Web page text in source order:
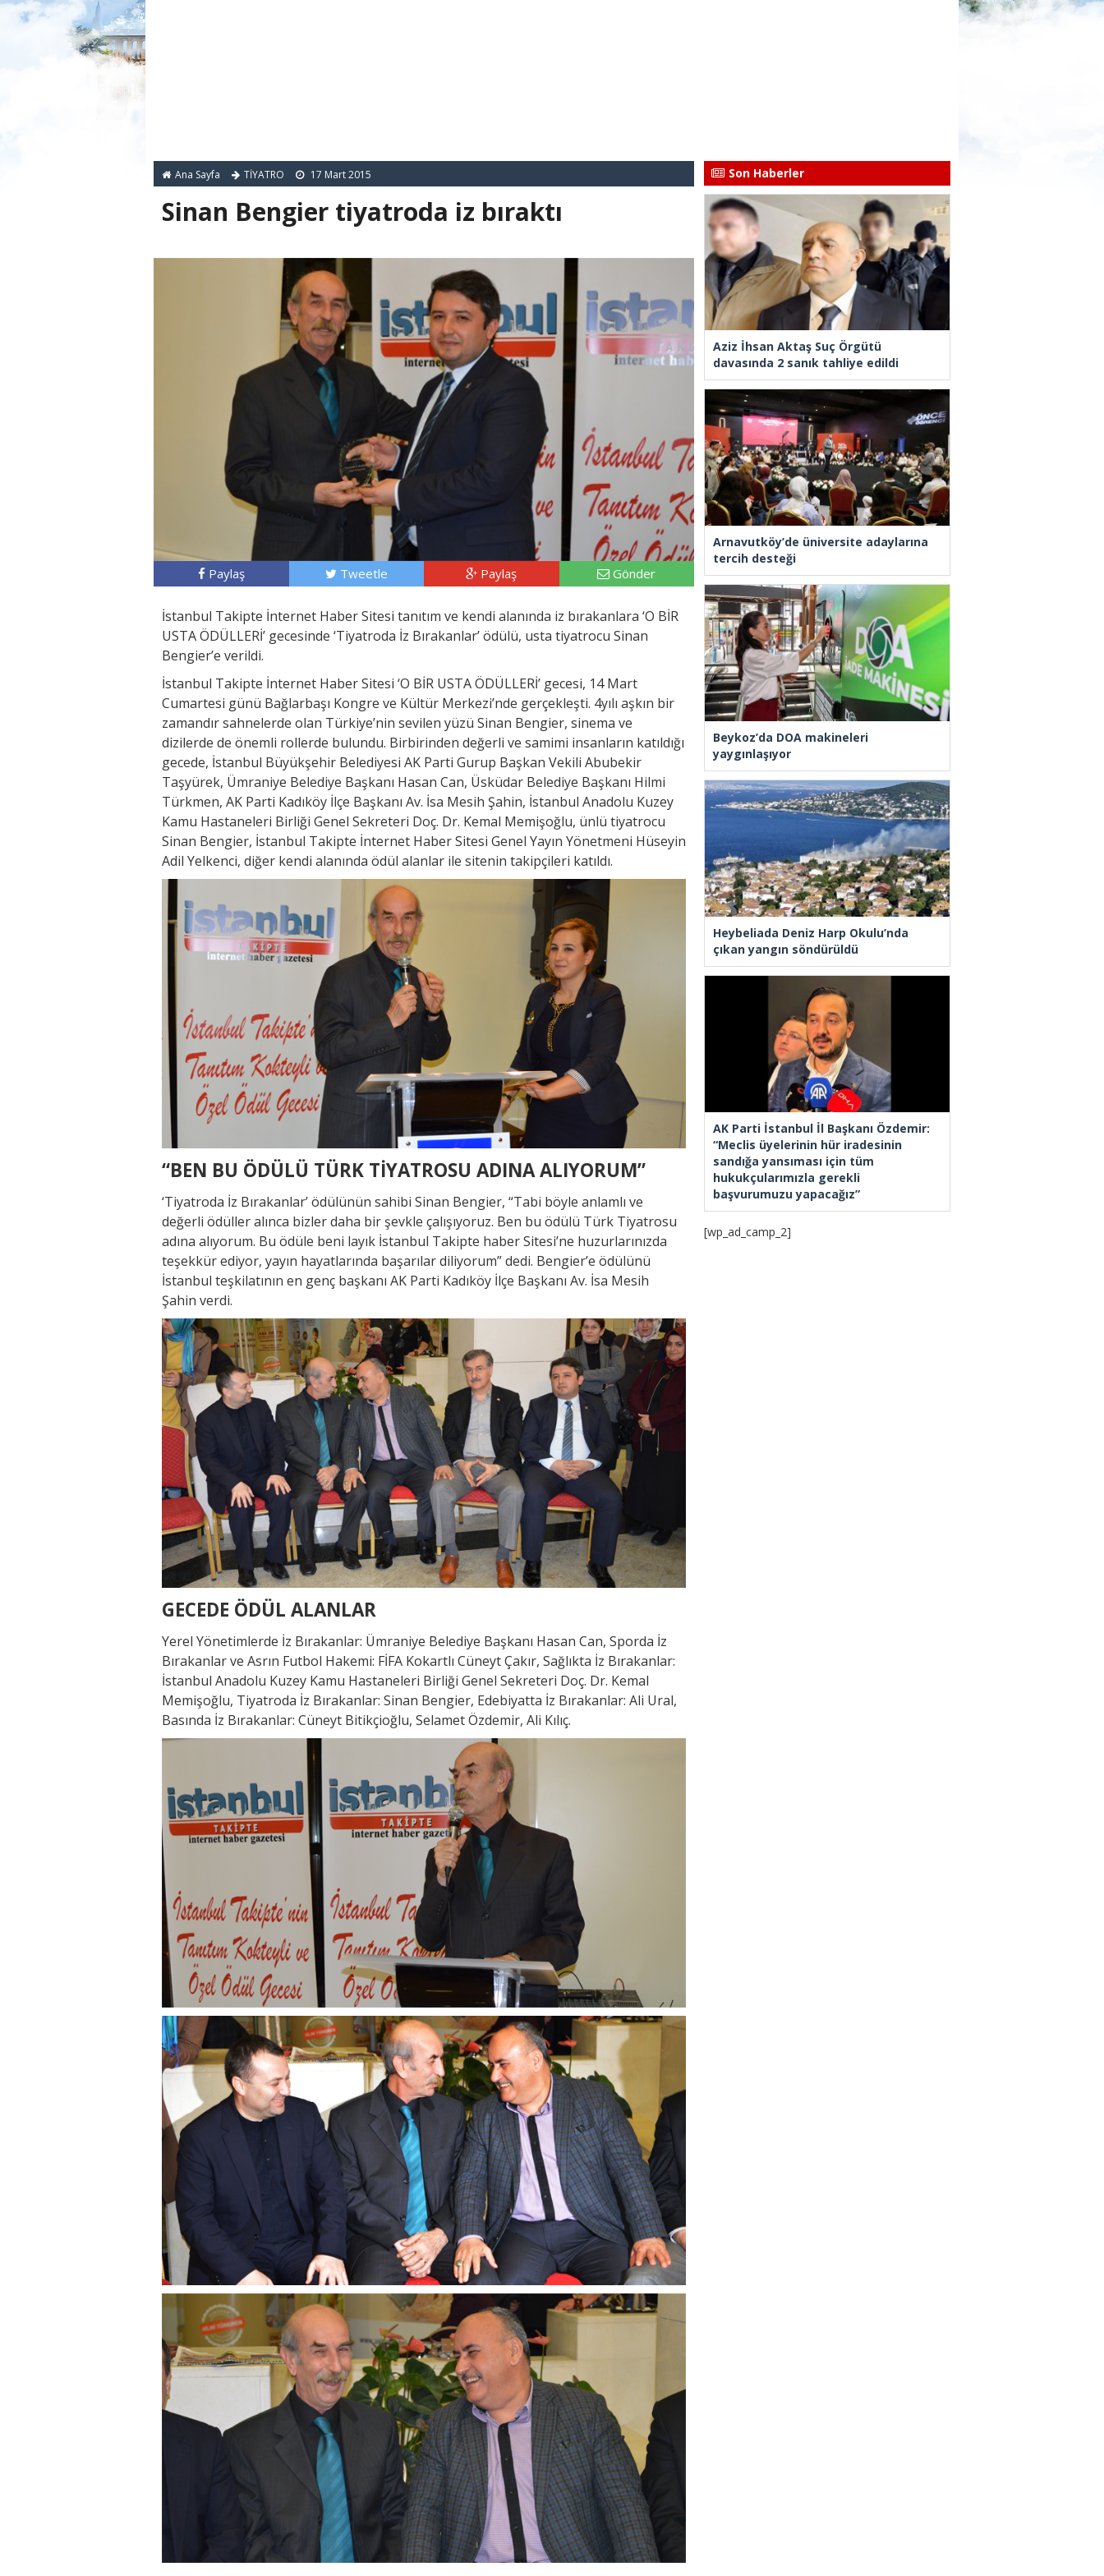
Ana Sayfa TİYATRO 17 Mart 2015
Sinan Bengier tiyatroda iz bıraktı
Paylaş Tweetle Paylaş Gönder
İstanbul Takipte İnternet Haber Sitesi tanıtım ve kendi alanında iz bırakanlara ‘O BİR
USTA ÖDÜLLERİ’ gecesinde ‘Tiyatroda İz Bırakanlar’ ödülü, usta tiyatrocu Sinan
Bengier’e verildi.
İstanbul Takipte İnternet Haber Sitesi ‘O BİR USTA ÖDÜLLERİ’ gecesi, 14 Mart
Cumartesi günü Bağlarbaşı Kongre ve Kültür Merkezi’nde gerçekleşti. 4yılı aşkın bir
zamandır sahnelerde olan Türkiye’nin sevilen yüzü Sinan Bengier, sinema ve
dizilerde de önemli rollerde bulundu. Birbirinden değerli ve samimi insanların katıldığı
gecede, İstanbul Büyükşehir Belediyesi AK Parti Gurup Başkan Vekili Abubekir
Taşyürek, Ümraniye Belediye Başkanı Hasan Can, Üsküdar Belediye Başkanı Hilmi
Türkmen, AK Parti Kadıköy İlçe Başkanı Av. İsa Mesih Şahin, İstanbul Anadolu Kuzey
Kamu Hastaneleri Birliği Genel Sekreteri Doç. Dr. Kemal Memişoğlu, ünlü tiyatrocu
Sinan Bengier, İstanbul Takipte İnternet Haber Sitesi Genel Yayın Yönetmeni Hüseyin
Adil Yelkenci, diğer kendi alanında ödül alanlar ile sitenin takipçileri katıldı.
“BEN BU ÖDÜLÜ TÜRK TİYATROSU ADINA ALIYORUM”
‘Tiyatroda İz Bırakanlar’ ödülünün sahibi Sinan Bengier, “Tabi böyle anlamlı ve
değerli ödüller alınca bizler daha bir şevkle çalışıyoruz. Ben bu ödülü Türk Tiyatrosu
adına alıyorum. Bu ödüle beni layık İstanbul Takipte haber Sitesi’ne huzurlarınızda
teşekkür ediyor, yayın hayatlarında başarılar diliyorum” dedi. Bengier’e ödülünü
İstanbul teşkilatının en genç başkanı AK Parti Kadıköy İlçe Başkanı Av. İsa Mesih
Şahin verdi.
GECEDE ÖDÜL ALANLAR
Yerel Yönetimlerde İz Bırakanlar: Ümraniye Belediye Başkanı Hasan Can, Sporda İz
Bırakanlar ve Asrın Futbol Hakemi: FİFA Kokartlı Cüneyt Çakır, Sağlıkta İz Bırakanlar:
İstanbul Anadolu Kuzey Kamu Hastaneleri Birliği Genel Sekreteri Doç. Dr. Kemal
Memişoğlu, Tiyatroda İz Bırakanlar: Sinan Bengier, Edebiyatta İz Bırakanlar: Ali Ural,
Basında İz Bırakanlar: Cüneyt Bitikçioğlu, Selamet Özdemir, Ali Kılıç.
Son Haberler
Aziz İhsan Aktaş Suç Örgütü
davasında 2 sanık tahliye edildi
Arnavutköy’de üniversite adaylarına
tercih desteği
Beykoz’da DOA makineleri
yaygınlaşıyor
Heybeliada Deniz Harp Okulu’nda
çıkan yangın söndürüldü
AK Parti İstanbul İl Başkanı Özdemir:
“Meclis üyelerinin hür iradesinin
sandığa yansıması için tüm
hukukçularımızla gerekli
başvurumuzu yapacağız”
[wp_ad_camp_2]